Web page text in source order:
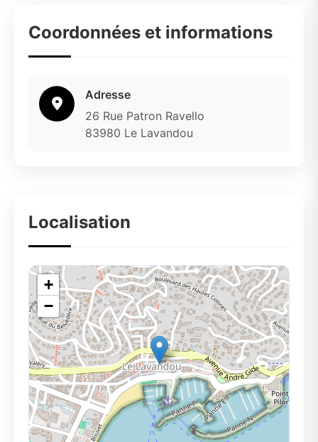
Coordonnées et informations
Adresse
26 Rue Patron Ravello
83980 Le Lavandou
Localisation
+
−